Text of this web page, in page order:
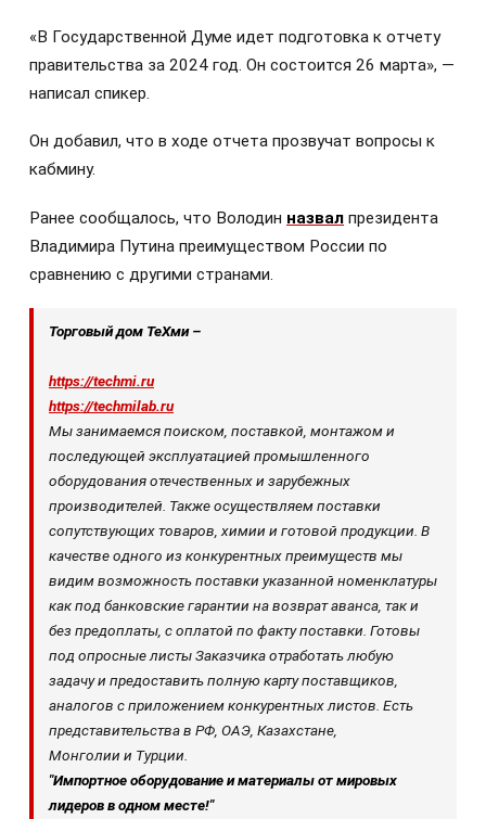
«В Государственной Думе идет подготовка к отчету
правительства за 2024 год. Он состоится 26 марта», —
написал спикер.
Он добавил, что в ходе отчета прозвучат вопросы к
кабмину.
Ранее сообщалось, что Володин назвал президента
Владимира Путина преимуществом России по
сравнению с другими странами.
Торговый дом ТеХми –
https://techmi.ru
https://techmilab.ru
Мы занимаемся поиском, поставкой, монтажом и
последующей эксплуатацией промышленного
оборудования отечественных и зарубежных
производителей. Также осуществляем поставки
сопутствующих товаров, химии и готовой продукции. В
качестве одного из конкурентных преимуществ мы
видим возможность поставки указанной номенклатуры
как под банковские гарантии на возврат аванса, так и
без предоплаты, с оплатой по факту поставки. Готовы
под опросные листы Заказчика отработать любую
задачу и предоставить полную карту поставщиков,
аналогов с приложением конкурентных листов. Есть
представительства в РФ, ОАЭ, Казахстане,
Монголии и Турции.
"Импортное оборудование и материалы от мировых
лидеров в одном месте!"